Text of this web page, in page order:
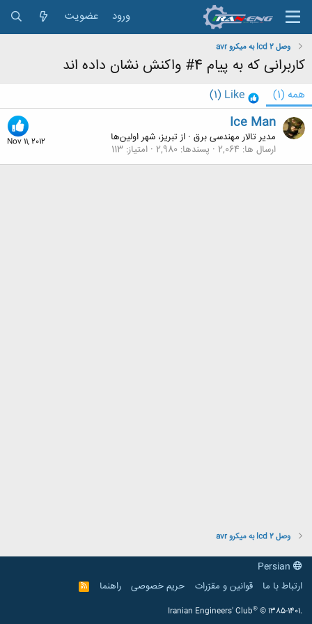
ورود عضویت
وصل 2 lcd به میکرو avr
کاربرانی که به پیام 4# واکنش نشان داده اند
همه (1)
Like
(1)
Nov 11, 2012
Ice Man
مدیر تالار مهندسی برق · ازتبریز، شهر اولین‌ها
ارسال ها 2,064 پسندها 2,980 امتیاز 113
وصل 2 lcd به میکرو avr
ارتباط با ما
قوانین و مقرّرات حریم خصوصی راهنما
R
S
Iranian Engineers' Club® © 1385-1401.